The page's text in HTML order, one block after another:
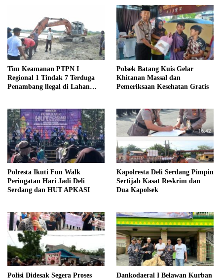
Tim Keamanan PTPN I
Regional 1 Tindak 7 Terduga
Penambang llegal di Lahan
Polsek Batang Kuis Gelar
Khitanan Massal dan
Pemeriksaan Kesehatan Gratis
Polresta Ikuti Fun Walk
Peringatan Hari Jadi Deli
Serdang dan HUT APKASI
Kapolresta Deli Serdang Pimpin
Sertijab Kasat Reskrim dan
Dua Kapolsek
Polisi Didesak Segera Proses
Dankodaeral I Belawan Kurban